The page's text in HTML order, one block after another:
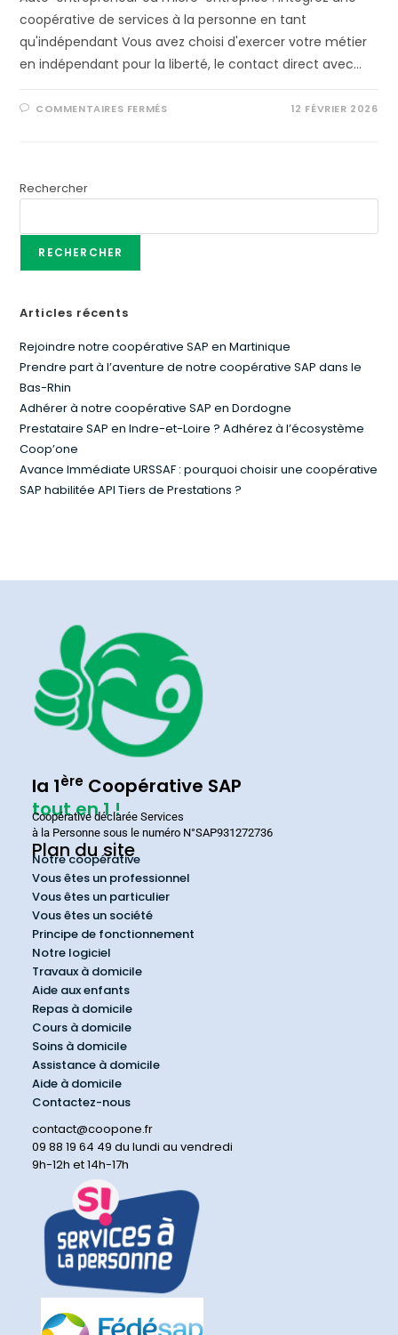
coopérative de services à la personne en tant
qu'indépendant Vous avez choisi d'exercer votre métier
en indépendant pour la liberté, le contact direct avec…
COMMENTAIRES FERMÉS 12 FÉVRIER 2026
Rechercher
RECHERCHER
Articles récents
Rejoindre notre coopérative SAP en Martinique
Prendre part à l’aventure de notre coopérative SAP dans le
Bas-Rhin
Adhérer à notre coopérative SAP en Dordogne
Prestataire SAP en Indre-et-Loire ? Adhérez à l’écosystème
Coop’one
Avance Immédiate URSSAF : pourquoi choisir une coopérative
SAP habilitée API Tiers de Prestations ?
la 1ère Coopérative SAP
tout en 1 !
Coopérative déclarée Services
à la Personne sous le numéro N°SAP931272736
Plan du site
Notre coopérative
Vous êtes un professionnel
Vous êtes un particulier
Vous êtes un société
Principe de fonctionnement
Notre logiciel
Travaux à domicile
Aide aux enfants
Repas à domicile
Cours à domicile
Soins à domicile
Assistance à domicile
Aide à domicile
Contactez-nous
contact@coopone.fr
09 88 19 64 49 du lundi au vendredi
9h-12h et 14h-17h